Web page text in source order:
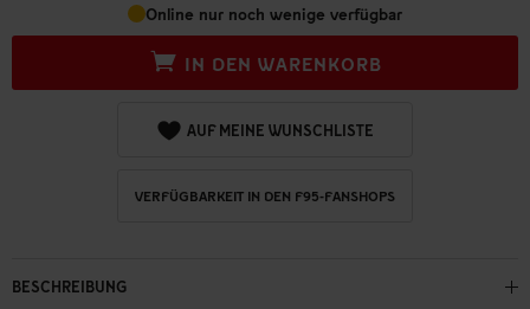
Online nur noch wenige verfügbar
IN DEN WARENKORB
AUF MEINE WUNSCHLISTE
VERFÜGBARKEIT IN DEN F95-FANSHOPS
BESCHREIBUNG